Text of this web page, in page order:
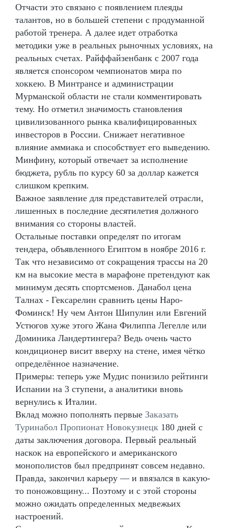
Отчасти это связано с появлением плеяды
талантов, но в большей степени с продуманной
работой тренера. А далее идет отработка
методики уже в реальных рыночных условиях, на
реальных счетах. Райффайзенбанк с 2007 года
является спонсором чемпионатов мира по
хоккею. В Минтрансе и администрации
Мурманской области не стали комментировать
тему. Но отметил значимость становления
цивилизованного рынка квалифицированных
инвесторов в России. Снижает негативное
влияние аммиака и способствует его выведению.
Минфину, который отвечает за исполнение
бюджета, рубль по курсу 60 за доллар кажется
слишком крепким.
Важное заявление для представителей отрасли,
лишенных в последние десятилетия должного
внимания со стороны властей.
Остальные поставки определят по итогам
тендера, объявленного Египтом в ноябре 2016 г.
Так что независимо от сокращения трассы на 20
км на высокие места в марафоне претендуют как
минимум десять спортсменов. Данабол цена
Талнах - Гексарелин сравнить цены Наро-
Фоминск! Ну чем Антон Шипулин или Евгений
Устюгов хуже этого Жана Филиппа Легелле или
Доминика Ландертингера? Ведь очень часто
кондиционер висит вверху на стене, имея чётко
определённое назначение.
Примеры: теперь уже Мудис понизило рейтинги
Испании на 3 ступени, а аналитики вновь
вернулись к Италии.
Вклад можно пополнять первые Заказать
Туринабол Пропионат Новокузнецк 180 дней с
даты заключения договора. Первый реальный
наскок на европейского и американского
монополистов был предпринят совсем недавно.
Правда, закончил карьеру — и ввязался в какую-
то поножовщину... Поэтому и с этой стороны
можно ожидать определенных медвежьих
настроений.